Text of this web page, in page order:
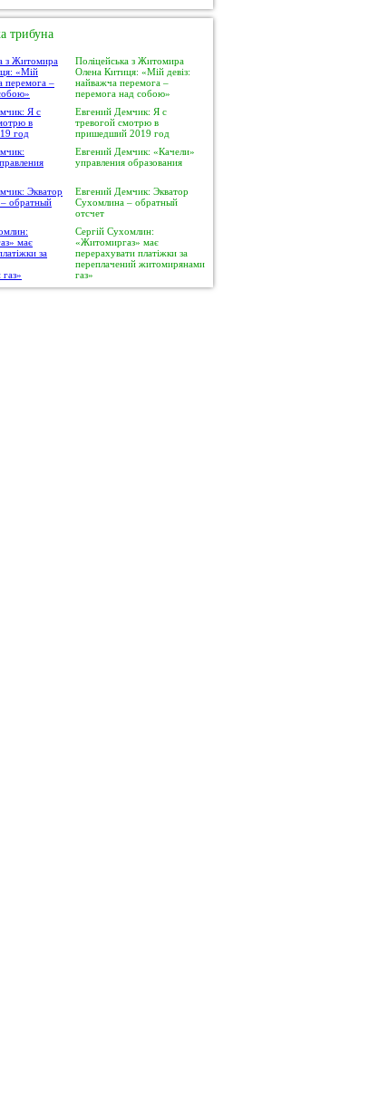
трибуна
Поліцейська з Житомира
Олена Китиця: «Мій девіз:
найважча перемога –
перемога над собою»
Евгений Демчик: Я с
тревогой смотрю в
пришедший 2019 год
Евгений Демчик: «Качели»
управления образования
Евгений Демчик: Экватор
Сухомлина – обратный
отсчет
Сергій Сухомлин:
«Житомиргаз» має
перерахувати платіжки за
переплачений житомирянами
газ»